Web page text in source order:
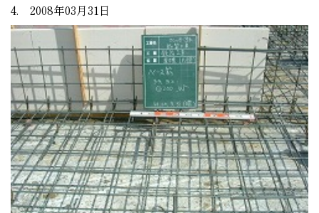
4. 2008年03月31日